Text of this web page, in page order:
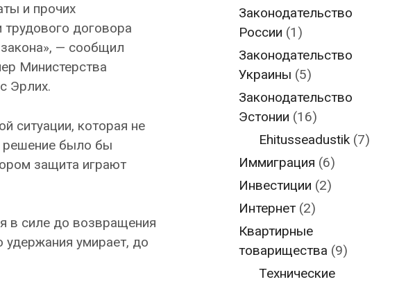
и прочих
трудового договора
— сообщил
Министерства
Эрлих.
ситуации, которая не
решение было бы
защита играют
в силе до возвращения
удержания умирает, до
Законодательство
России (1)
Законодательство
Украины (5)
Законодательство
Эстонии (16)
Ehitusseadustik(7)
Иммиграция (6)
Инвестиции (2)
Интернет (2)
Квартирные
товарищества (9)
Технические